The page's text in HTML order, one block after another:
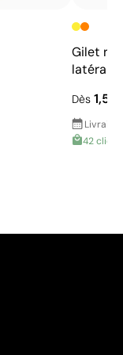
Gilet
latérale
Dès 1,53
42